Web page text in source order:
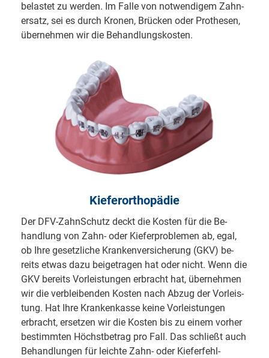
be­las­tet zu werden. Im Falle von not­wendi­gem Zahn­
er­satz, sei es durch Kro­nen, Brü­cken oder Pro­the­sen,
über­nehmen wir die Behandlungskosten.
Kieferorthopädie
Der DFV-ZahnSchutz deckt die Kosten für die Be­
hand­lung von Zahn- oder Kie­fer­prob­lemen ab, egal,
ob Ihre ge­setz­li­che Kran­ken­ver­siche­rung (GKV) be­
reits etwas dazu bei­getra­gen hat oder nicht. Wenn die
GKV bereits Vor­leis­tun­gen er­bracht hat, über­nehmen
wir die ver­blei­ben­den Kos­ten nach Abzug der Vor­leis­
tung. Hat Ihre Kran­ken­kasse keine Vor­leis­tungen
erbracht, ersetzen wir die Kosten bis zu einem vorher
bestimmten Höchstbetrag pro Fall. Das schließt auch
Behandlungen für leichte Zahn- oder Kie­fer­fehl­